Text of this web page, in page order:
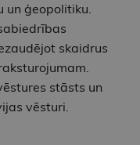
un ģeopolitiku.
skaidrus
stāsts un
vēsturi.